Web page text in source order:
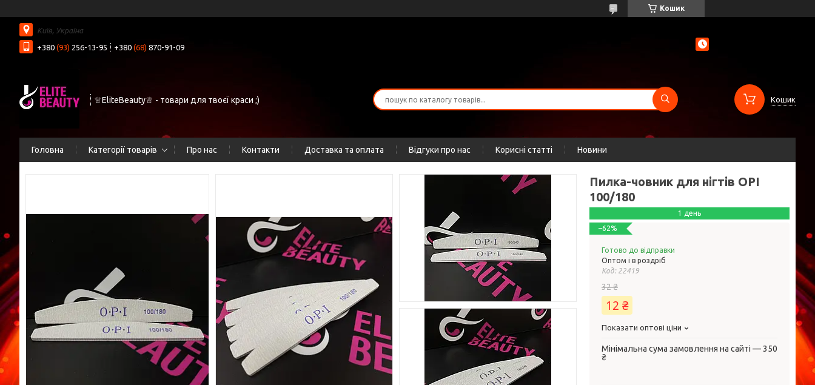
Кошик
Київ, Україна
+380 (93) 256-13-95 +380 (68) 870-91-09
♕EliteBeauty♕ - товари для твоєї краси ;) Кошик
Головна Категорії товарів Про нас Контакти Доставка та оплата Відгуки про нас Корисні статті Новини
Пилка-човник для нігтів OPI
100/180
1 день
–62%
Готово до відправки
Оптом і в роздріб
Код: 22419
32 ₴
12 ₴
Показати оптові ціни
Мінімальна сума замовлення на сайті — 350
₴